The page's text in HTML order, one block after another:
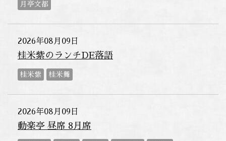
月亭文都
2026年08月09日
桂米紫のランチDE落語
桂米紫 桂米舞
2026年08月09日
動楽亭 昼席 8月席